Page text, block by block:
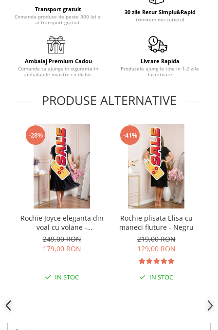
Transport gratuit
Comanda produse de peste 300 lei si
ai transport gratuit.
30 zile Retur Simplu&Rapid
trimitem noi curierul
Ambalaj Premium Cadou
Comanda ta ajunge in siguranta in
ambalajele noastre cu dichis.
Livrare Rapida
Produsele ajung la tine in 1-2 zile
lucratoare
PRODUSE ALTERNATIVE
-28%
Rochie Joyce eleganta din
voal cu volane -
Bleumarin
249,00 RON
179,00 RON
IN STOC
-41%
Rochie plisata Elisa cu
maneci fluture - Negru
219,00 RON
129,00 RON
IN STOC